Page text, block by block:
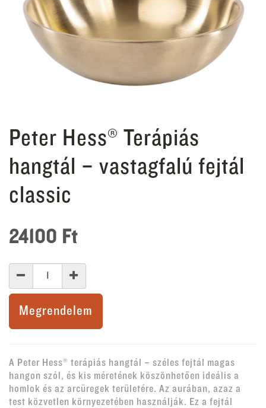
Peter Hess® Terápiás
hangtál – vastagfalú fejtál
classic
24100 Ft
Megrendelem
A Peter Hess® terápiás hangtál – széles fejtál magas
hangon szól, és kis méretének köszönhetően ideális a
homlok és az arcüregek területére. Az aurában, azaz a
test közvetlen környezetében használják. Ez a fejtál